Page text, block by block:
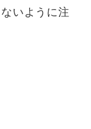
いように注